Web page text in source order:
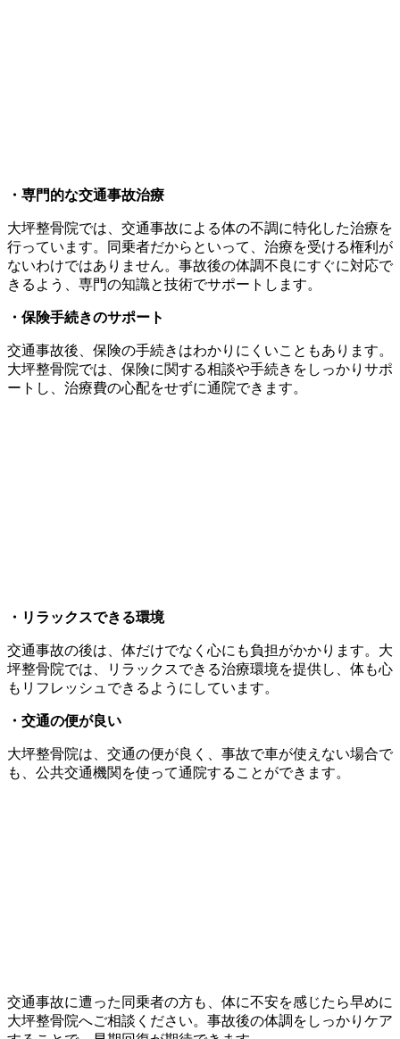
・専門的な交通事故治療
大坪整骨院では、交通事故による体の不調に特化した治療を
行っています。同乗者だからといって、治療を受ける権利が
ないわけではありません。事故後の体調不良にすぐに対応で
きるよう、専門の知識と技術でサポートします。
・保険手続きのサポート
交通事故後、保険の手続きはわかりにくいこともあります。
大坪整骨院では、保険に関する相談や手続きをしっかりサポ
ートし、治療費の心配をせずに通院できます。
・リラックスできる環境
交通事故の後は、体だけでなく心にも負担がかかります。大
坪整骨院では、リラックスできる治療環境を提供し、体も心
もリフレッシュできるようにしています。
・交通の便が良い
大坪整骨院は、交通の便が良く、事故で車が使えない場合で
も、公共交通機関を使って通院することができます。
交通事故に遭った同乗者の方も、体に不安を感じたら早めに
大坪整骨院へご相談ください。事故後の体調をしっかりケア